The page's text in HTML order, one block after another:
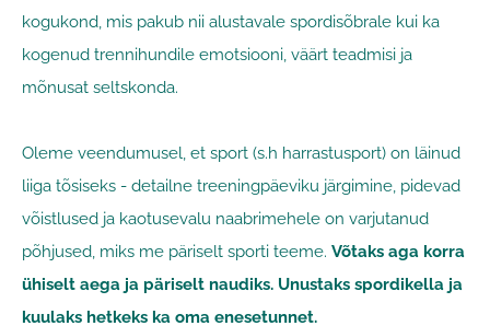
kogukond, mis pakub nii alustavale spordisõbrale kui ka
kogenud trennihundile emotsiooni, väärt teadmisi ja
mõnusat seltskonda.
Oleme veendumusel, et sport (s.h harrastusport) on läinud
liiga tõsiseks - detailne treeningpäeviku järgimine, pidevad
võistlused ja kaotusevalu naabrimehele on varjutanud
põhjused, miks me päriselt sporti teeme. Võtaks aga korra
ühiselt aega ja päriselt naudiks. Unustaks spordikella ja
kuulaks hetkeks ka oma enesetunnet.